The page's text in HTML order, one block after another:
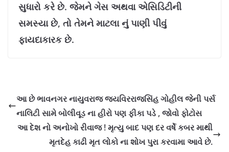
સુધારો કરે છે. જેમને ગેસ અથવા એસિડિટીની
સમસ્યા છે, તો તેમને માટલા નું પાણી પીવું
ફાયદાકારક છે.
આ છે ભાવનગર નાયુવરાજ જયવિરરાજસિંહ ગોહીલ જેની પર્સ
નાલિટી સામે બોલીવૂડ ના હીરો પણ ફીકા પડે , જોવો ફોટોસ
આ દેશ નો અનોખો રીવાજ ! મૃત્યુ બાદ પણ દર વર્ષે કબર માથી
મૃતદેહ કાઢી મૃત લોકો ના શોખ પુરા કરવામા આવે છે.